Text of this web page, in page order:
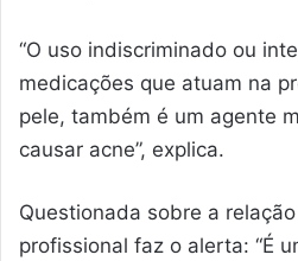
“O uso indiscriminado ou
medicações que atuam na
pele, também é um agente
causar acne”, explica.
Questionada sobre a
profissional faz o alerta: “É